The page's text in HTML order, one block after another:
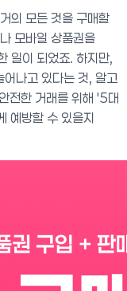
의 모든 것을 구매할
모바일 상품권을
일이 되었죠. 하지만,
나고 있다는 것, 알고
전한 거래를 위해 '5대
예방할 수 있을지